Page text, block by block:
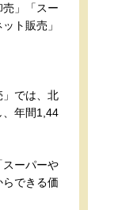
」「スー
ト販売」
」では、北
、年間1,44
スーパーや
できる価